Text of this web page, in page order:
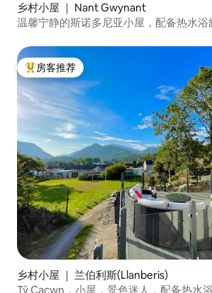
乡村小屋 ｜ Nant Gwynant
温馨宁静的斯诺多尼亚小屋，配备热水浴
热门「房客推荐」
房客推荐
乡村小屋 ｜ 兰伯利斯(Llanberis)
Tŷ Cacwn，小屋，景色迷人，配备热水浴